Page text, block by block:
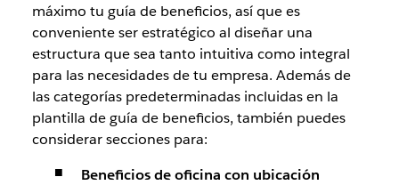
máximo tu guía de beneficios, así que es
conveniente ser estratégico al diseñar una
estructura que sea tanto intuitiva como integral
para las necesidades de tu empresa. Además de
las categorías predeterminadas incluidas en la
plantilla de guía de beneficios, también puedes
considerar secciones para:
Beneficios de oficina con ubicación